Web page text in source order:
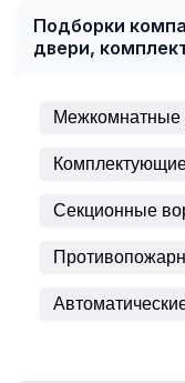
Подборки
двери,
Межкомнатные
Секционные